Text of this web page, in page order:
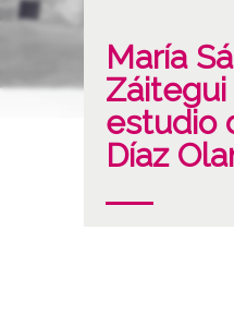
María
estudio
Díaz